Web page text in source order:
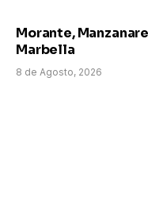
Morante,
Marbella
8 de Agosto, 2026